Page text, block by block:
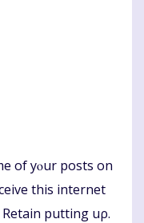
of yⲟur posts on
this іntеrnet
putting uρ.